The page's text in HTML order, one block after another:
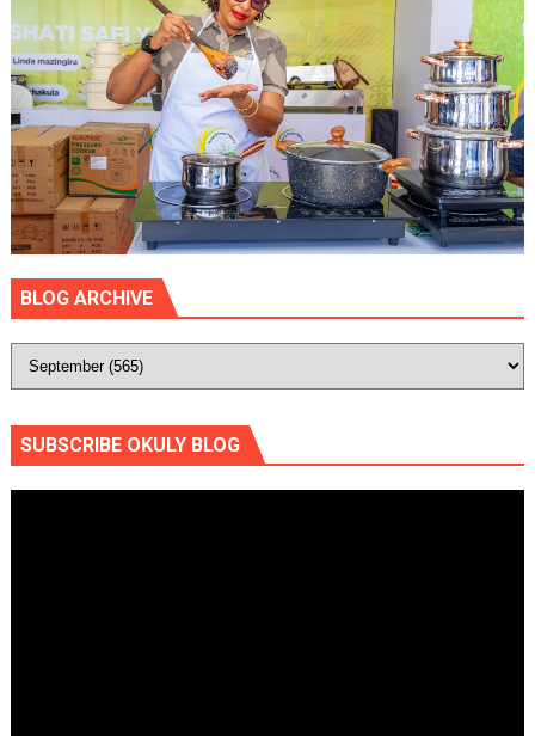
BLOG ARCHIVE
SUBSCRIBE OKULY BLOG